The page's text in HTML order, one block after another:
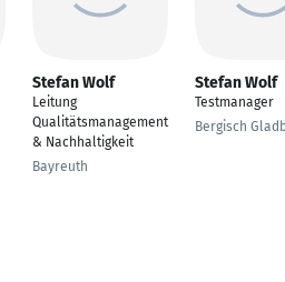
Stefan Wolf
Leitung
Qualitätsmanagement
& Nachhaltigkeit
Bayreuth
Stefan Wolf
Testmanager
Bergisch